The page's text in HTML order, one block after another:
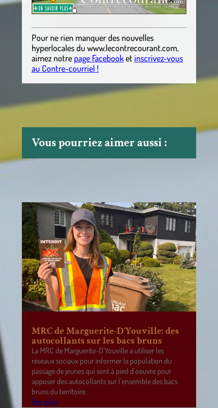
Pour ne rien manquer des nouvelles
hyperlocalesdu www.lecontrecourant.com,
aimez notre page Facebooket inscrivez-vous
au Contre-courriel !
Vous pourriez aimer aussi :
MRC de Marguerite-D’Youville: des
autocollants sur les bacs bruns
La MRC de Marguerite-D’Youville a utiliser les
réseaux sociaux pour informer la population du
passage de jeunes qui sont à pied d’oeuvre pour
apposer des autocollants sur l’ensemble des bacs
bruns du territoire.
lire plus